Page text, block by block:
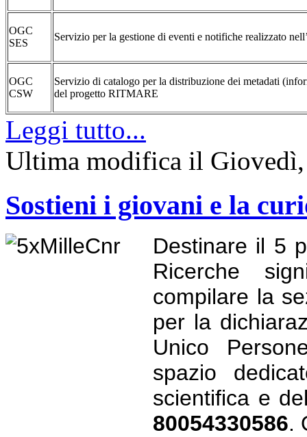
OGC
SES
Servizio per la gestione di eventi e notifiche realizzato
OGC
CSW
Servizio di catalogo per la distribuzione dei metadati
del progetto RITMARE
Leggi tutto...
Ultima modifica il
Sostieni i giovani e la
Destinare il 5
Ricerche
compilare la
per la
Unico
spazio
scientifica e
80054330586.